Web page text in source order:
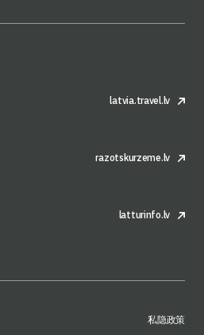
latvia.travel.lv
razotskurzeme.lv
latturinfo.lv
私隐政策